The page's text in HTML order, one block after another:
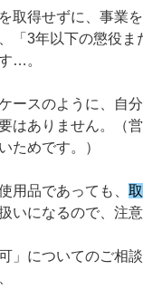
取得せずに、事業
「3年以下の懲役
…。
ースのように、自
はありません。（
ためです。）
用品であっても、
いになるので、注
可」についてのご相